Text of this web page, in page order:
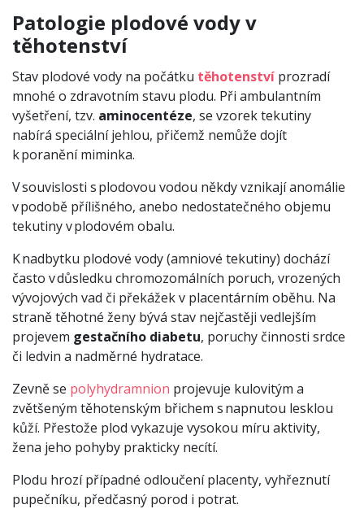
Patologie plodové vody v
těhotenství
Stav plodové vody na počátku těhotenství prozradí
mnohé o zdravotním stavu plodu. Při ambulantním
vyšetření, tzv. aminocentéze, se vzorek tekutiny
nabírá speciální jehlou, přičemž nemůže dojít
k poranění miminka.
V souvislosti s plodovou vodou někdy vznikají anomálie
v podobě přílišného, anebo nedostatečného objemu
tekutiny v plodovém obalu.
K nadbytku plodové vody (amniové tekutiny) dochází
často v důsledku chromozomálních poruch, vrozených
vývojových vad či překážek v placentárním oběhu. Na
straně těhotné ženy bývá stav nejčastěji vedlejším
projevem gestačního diabetu, poruchy činnosti srdce
či ledvin a nadměrné hydratace.
Zevně se polyhydramnion projevuje kulovitým a
zvětšeným těhotenským břichem s napnutou lesklou
kůží. Přestože plod vykazuje vysokou míru aktivity,
žena jeho pohyby prakticky necítí.
Plodu hrozí případné odloučení placenty, vyhřeznutí
pupečníku, předčasný porod i potrat.